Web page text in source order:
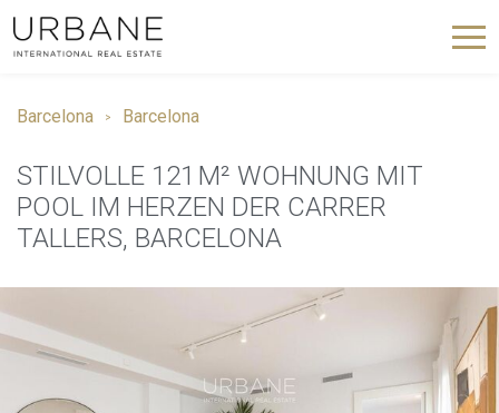
Barcelona Barcelona
STILVOLLE 121 M² WOHNUNG MIT
POOL IM HERZEN DER CARRER
TALLERS, BARCELONA